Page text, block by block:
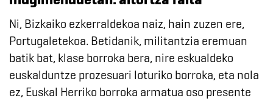
Ni, Bizkaiko ezkerraldekoa naiz, hain zuzen ere,
Portugaletekoa. Betidanik, militantzia eremuan
batik bat, klase borroka bera, nire eskualdeko
euskalduntze prozesuari loturiko borroka, eta nola
ez, Euskal Herriko borroka armatua oso presente